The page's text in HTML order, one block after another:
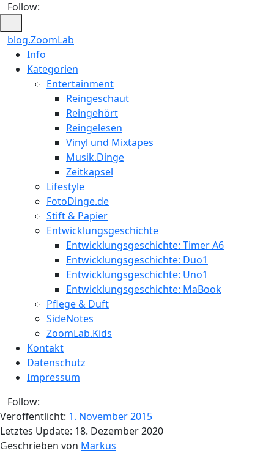
Follow:
blog.ZoomLab
Info
Kategorien
Entertainment
Reingeschaut
Reingehört
Reingelesen
Vinyl und Mixtapes
Musik.Dinge
Zeitkapsel
Lifestyle
FotoDinge.de
Stift & Papier
Entwicklungsgeschichte
Entwicklungsgeschichte: Timer A6
Entwicklungsgeschichte: Duo1
Entwicklungsgeschichte: Uno1
Entwicklungsgeschichte: MaBook
Pflege & Duft
SideNotes
ZoomLab.Kids
Kontakt
Datenschutz
Impressum
Follow:
Veröffentlicht: 1. November 2015
Letztes Update: 18. Dezember 2020
Geschrieben von Markus